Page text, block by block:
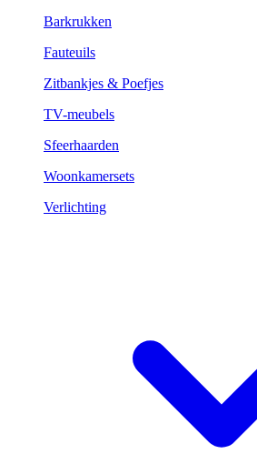
Barkrukken
Fauteuils
Zitbankjes & Poefjes
TV-meubels
Sfeerhaarden
Woonkamersets
Verlichting